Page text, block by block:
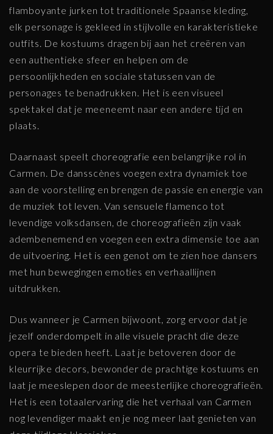
flamboyante jurken tot traditionele Spaanse kleding,
elk personage is gekleed in stijlvolle en karakteristieke
outfits. De kostuums dragen bij aan het creëren van
een authentieke sfeer en helpen om de
persoonlijkheden en sociale statussen van de
personages te benadrukken. Het is een visueel
spektakel dat je meeneemt naar een andere tijd en
plaats.
Daarnaast speelt choreografie een belangrijke rol in
Carmen. De dansscènes voegen extra dynamiek toe
aan de voorstelling en brengen de passie en energie van
de muziek tot leven. Van sensuele flamenco tot
levendige volksdansen, de choreografieën zijn vaak
adembenemend en voegen een extra dimensie toe aan
de uitvoering. Het is een genot om te zien hoe dansers
met hun bewegingen emoties en verhaallijnen
uitdrukken.
Dus wanneer je Carmen bijwoont, zorg ervoor dat je
jezelf onderdompelt in alle visuele pracht die deze
opera te bieden heeft. Laat je betoveren door de
kleurrijke decors, bewonder de prachtige kostuums en
laat je meeslepen door de meesterlijke choreografieën.
Het is een totaalervaring die het verhaal van Carmen
nog levendiger maakt en je nog meer laat genieten van